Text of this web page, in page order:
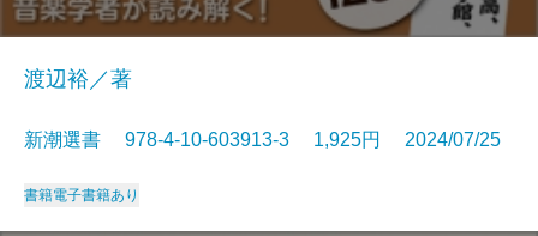
渡辺裕／著
新潮選書 978-4-10-603913-3 1,925円 2024/07/25
書籍電子書籍あり